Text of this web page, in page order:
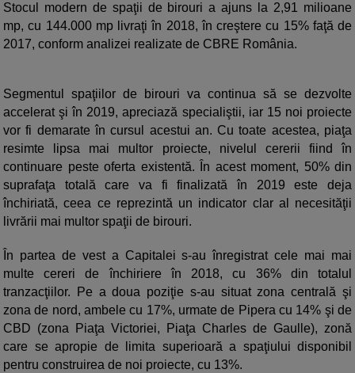
Stocul modern de spaţii de birouri a ajuns la 2,91 milioane
mp, cu 144.000 mp livraţi în 2018, în creştere cu 15% faţă de
2017, conform analizei realizate de CBRE România.
Segmentul spaţiilor de birouri va continua să se dezvolte
accelerat şi în 2019, apreciază specialiştii, iar 15 noi proiecte
vor fi demarate în cursul acestui an. Cu toate acestea, piaţa
resimte lipsa mai multor proiecte, nivelul cererii fiind în
continuare peste oferta existentă. În acest moment, 50% din
suprafaţa totală care va fi finalizată în 2019 este deja
închiriată, ceea ce reprezintă un indicator clar al necesităţii
livrării mai multor spaţii de birouri.
În partea de vest a Capitalei s-au înregistrat cele mai mai
multe cereri de închiriere în 2018, cu 36% din totalul
tranzacţiilor. Pe a doua poziţie s-au situat zona centrală şi
zona de nord, ambele cu 17%, urmate de Pipera cu 14% şi de
CBD (zona Piaţa Victoriei, Piaţa Charles de Gaulle), zonă
care se apropie de limita superioară a spaţiului disponibil
pentru construirea de noi proiecte, cu 13%.